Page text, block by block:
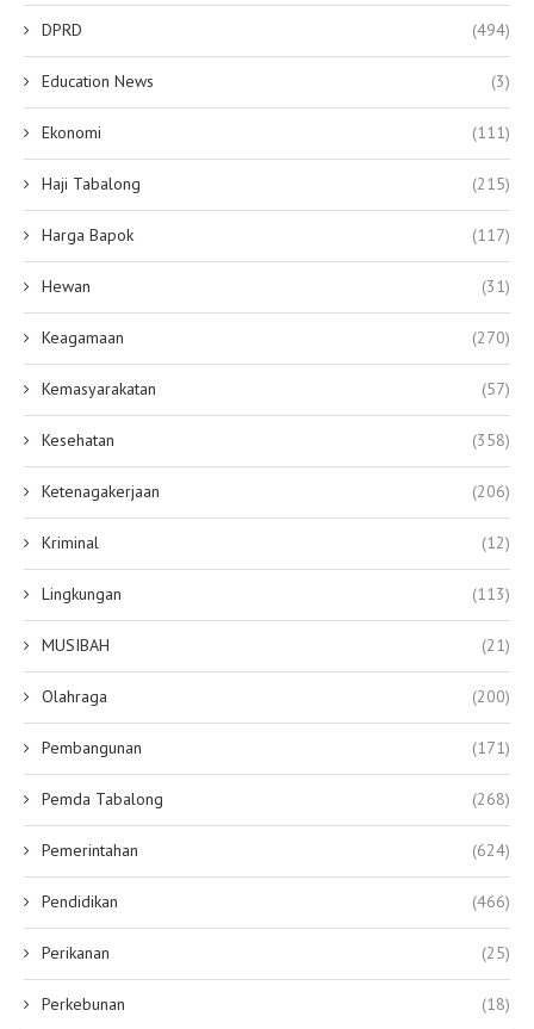
DPRD (494)
Education News (3)
Ekonomi (111)
Haji Tabalong (215)
Harga Bapok (117)
Hewan (31)
Keagamaan (270)
Kemasyarakatan (57)
Kesehatan (358)
Ketenagakerjaan (206)
Kriminal (12)
Lingkungan (113)
MUSIBAH (21)
Olahraga (200)
Pembangunan (171)
Pemda Tabalong (268)
Pemerintahan (624)
Pendidikan (466)
Perikanan (25)
Perkebunan (18)